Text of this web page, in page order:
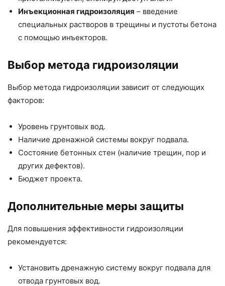
Инъекционная гидроизоляция – введение
специальных растворов в трещины и пустоты бетона
с помощью инъекторов.
Выбор метода гидроизоляции
Выбор метода гидроизоляции зависит от следующих
факторов:
Уровень грунтовых вод.
Наличие дренажной системы вокруг подвала.
Состояние бетонных стен (наличие трещин, пор и
других дефектов).
Бюджет проекта.
Дополнительные меры защиты
Для повышения эффективности гидроизоляции
рекомендуется:
Установить дренажную систему вокруг подвала для
отвода грунтовых вод.